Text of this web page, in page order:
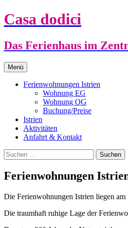
Zum
Inhalt
Casa dodici
Das Ferienhaus im
Menü
Ferienwohnungen Istrien
Wohnung EG
Wohnung OG
Buchung/Preise
Istrien
Aktivitäten
Anfahrt & Kontakt
Suchen
nach:
Ferienwohnungen
Die Ferienwohnungen Istrien liegen
Die traumhaft ruhige Lage der